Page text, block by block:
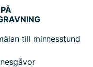
till minnesstund